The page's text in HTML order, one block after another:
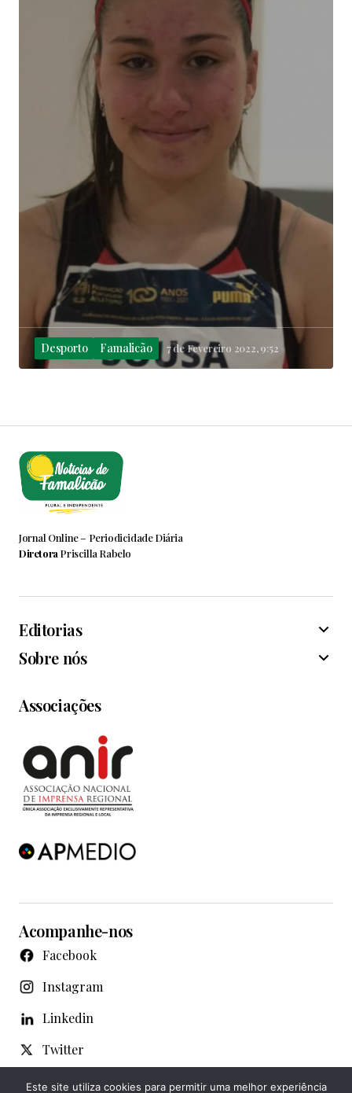
Desporto Famalicão 7 de Fevereiro 2022, 9:52
Jornal Online – Periodicidade Diária
Diretora Priscilla Rabelo
Editorias
Sobre nós
Associações
Acompanhe-nos
Facebook
Instagram
Linkedin
Twitter
WhatsApp
Este site utiliza cookies para permitir uma melhor experiência